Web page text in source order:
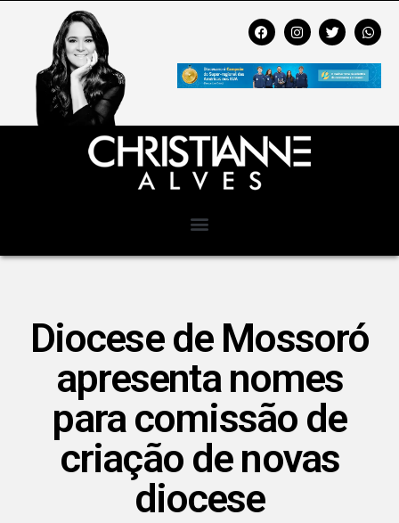
Diocese de Mossoró
apresenta nomes
para comissão de
criação de novas
diocese